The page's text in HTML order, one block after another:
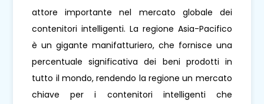
attore importante nel mercato globale dei
contenitori intelligenti. La regione Asia-Pacifico
è un gigante manifatturiero, che fornisce una
percentuale significativa dei beni prodotti in
tutto il mondo, rendendo la regione un mercato
chiave per i contenitori intelligenti che